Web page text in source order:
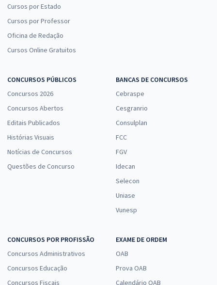
Cursos por Estado
Cursos por Professor
Oficina de Redação
Cursos Online Gratuitos
CONCURSOS PÚBLICOS
Concursos 2026
Concursos Abertos
Editais Publicados
Histórias Visuais
Notícias de Concursos
Questões de Concurso
BANCAS DE CONCURSOS
Cebraspe
Cesgranrio
Consulplan
FCC
FGV
Idecan
Selecon
Uniase
Vunesp
CONCURSOS POR PROFISSÃO
Concursos Administrativos
Concursos Educação
Concursos Fiscais
EXAME DE ORDEM
OAB
Prova OAB
Calendário OAB